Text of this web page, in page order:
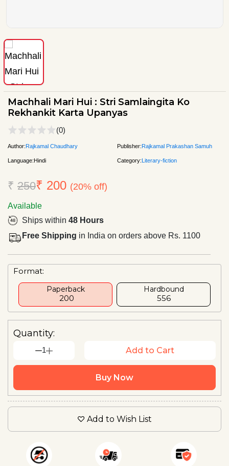
Machhali Mari Hui : Stri Samlaingita Ko
Rekhankit Karta Upanyas
(0)
Author:Rajkamal Chaudhary Publisher:Rajkamal Prakashan Samuh
Language:Hindi Category:Literary-fiction
₹ 250₹ 200 (20% off)
Available
Ships within 48 Hours
Free Shipping in India on orders above Rs. 1100
Format:
Paperback
₹ 200
Hardbound
₹556
Quantity:
1 Add to Cart
Buy Now
Add to Wish List